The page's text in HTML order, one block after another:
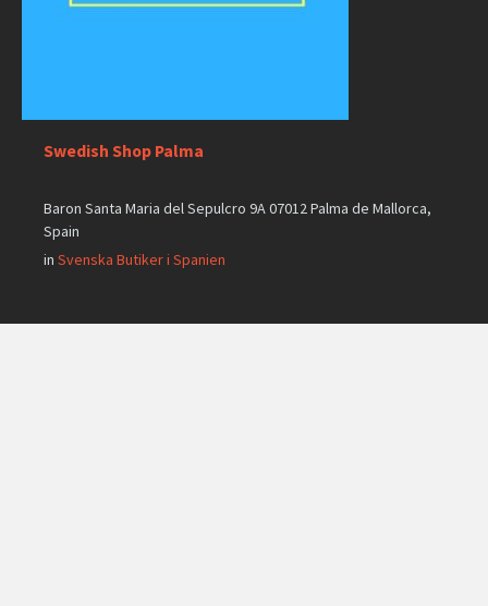
Swedish Shop Palma
Baron Santa Maria del Sepulcro 9A 07012 Palma de Mallorca,
Spain
in Svenska Butiker i Spanien